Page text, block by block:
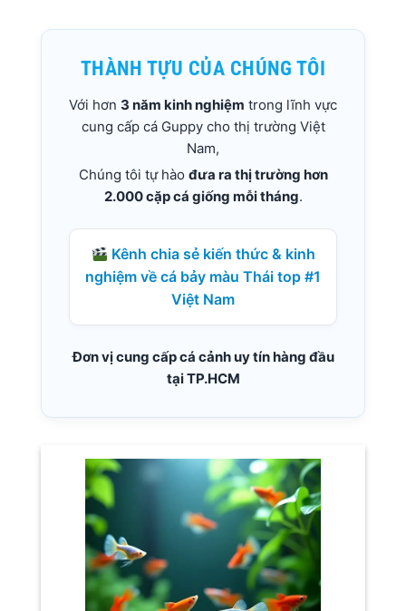
THÀNH TỰU CỦA CHÚNG TÔI
Với hơn 3 năm kinh nghiệm trong lĩnh vực
cung cấp cá Guppy cho thị trường Việt
Nam,
Chúng tôi tự hào đưa ra thị trường hơn
2.000 cặp cá giống mỗi tháng.
Kênh chia sẻ kiến thức & kinh
nghiệm về cá bảy màu Thái top #1
Việt Nam
Đơn vị cung cấp cá cảnh uy tín hàng đầu
tại TP.HCM